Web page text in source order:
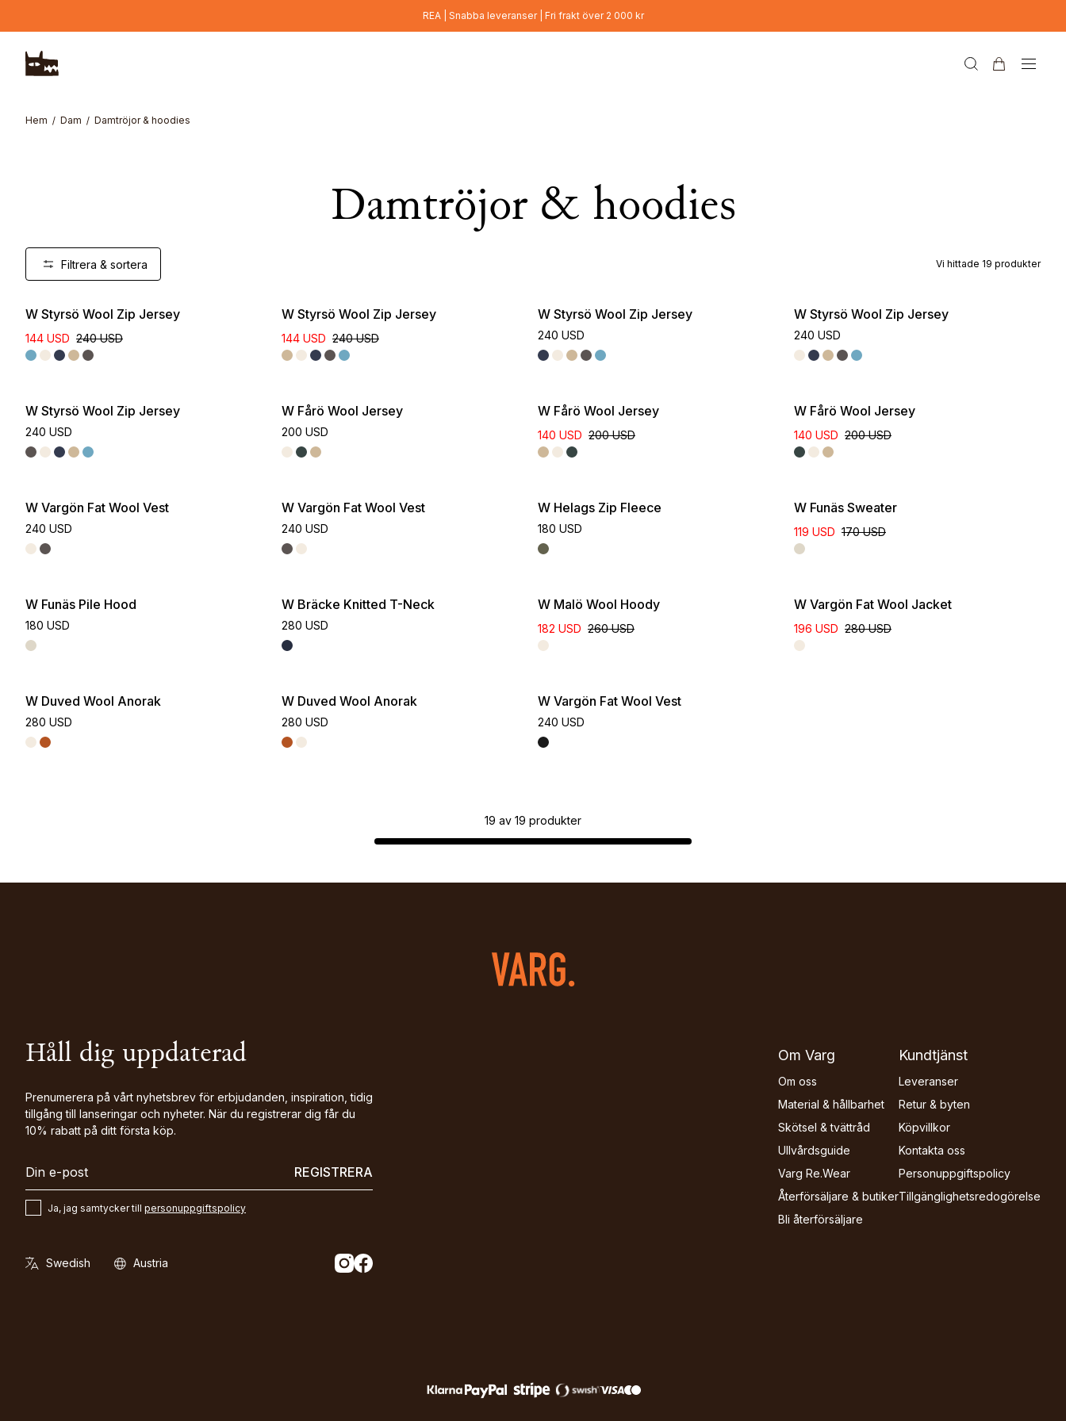
REA | Snabba leveranser | Fri frakt över 2 000 kr
Hem Dam Damtröjor & hoodies
Damtröjor & hoodies
Filtrera & sortera Vi hittade 19 produkter
W Styrsö Wool Zip Jersey
144 USD 240 USD
W Styrsö Wool Zip Jersey
144 USD 240 USD
W Styrsö Wool Zip Jersey
240 USD
W Styrsö Wool Zip Jersey
240 USD
W Styrsö Wool Zip Jersey
240 USD
W Fårö Wool Jersey
200 USD
W Fårö Wool Jersey
140 USD 200 USD
W Fårö Wool Jersey
140 USD 200 USD
W Vargön Fat Wool Vest
240 USD
W Vargön Fat Wool Vest
240 USD
W Helags Zip Fleece
180 USD
W Funäs Sweater
119 USD 170 USD
W Funäs Pile Hood
180 USD
W Bräcke Knitted T-Neck
280 USD
W Malö Wool Hoody
182 USD 260 USD
W Vargön Fat Wool Jacket
196 USD 280 USD
W Duved Wool Anorak
280 USD
W Duved Wool Anorak
280 USD
W Vargön Fat Wool Vest
240 USD
19 av 19 produkter
Håll dig uppdaterad
Prenumerera på vårt nyhetsbrev för erbjudanden, inspiration, tidig
tillgång till lanseringar och nyheter. När du registrerar dig får du
10% rabatt på ditt första köp.
REGISTRERA
Ja, jag samtycker till personuppgiftspolicy
Om Varg
Om oss
Material & hållbarhet
Skötsel & tvättråd
Ullvårdsguide
Varg Re.Wear
Återförsäljare & butiker
Bli återförsäljare
Kundtjänst
Leveranser
Retur & byten
Köpvillkor
Kontakta oss
Personuppgiftspolicy
Tillgänglighets­redogörelse